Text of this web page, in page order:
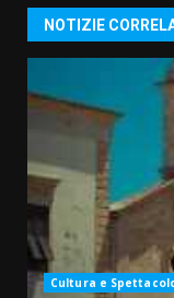
NOTIZIE
Cultura e